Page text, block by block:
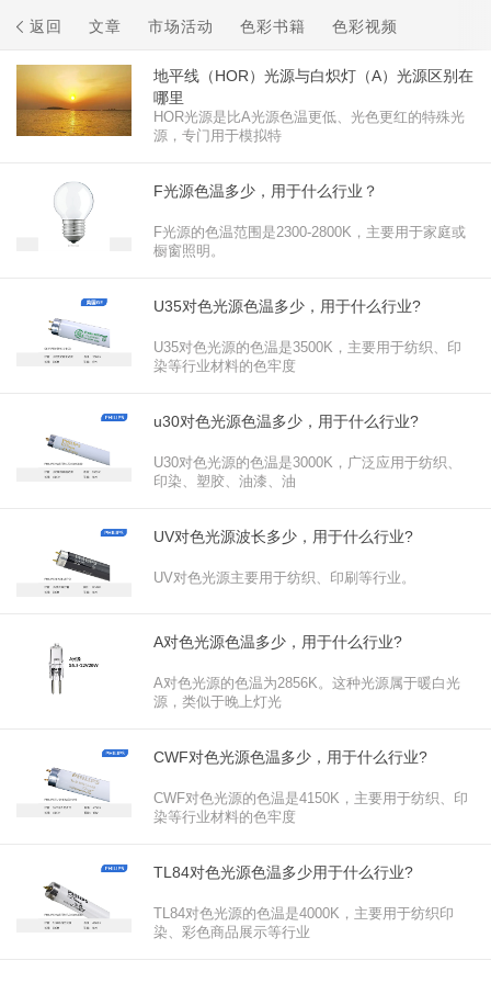
返回 文章 市场活动 色彩书籍 色彩视频
地平线（HOR）光源与白炽灯（A）光源区别在
哪里
HOR光源是比A光源色温更低、光色更红的特殊光
源，专门用于模拟特
F光源色温多少，用于什么行业？
F光源的色温范围是2300-2800K，主要用于家庭或
橱窗照明。‌
U35对色光源色温多少，用于什么行业?
U35对色光源的色温是3500K，主要用于纺织、印
染等行业材料的色牢度
u30对色光源色温多少，用于什么行业?
U30对色光源的色温是3000K，广泛应用于纺织、
印染、塑胶、油漆、油
UV对色光源波长多少，用于什么行业?
UV对色光源主要用于纺织、印刷等行业。‌
A对色光源色温多少，用于什么行业?
A对色光源的色温为2856K。‌这种光源属于暖白光
源，类似于晚上灯光
CWF对色光源色温多少，用于什么行业?
CWF对色光源的色温是4150K，主要用于纺织、印
染等行业材料的色牢度
TL84对色光源色温多少用于什么行业?
TL84对色光源的色温是4000K，主要用于纺织印
染、彩色商品展示等行业